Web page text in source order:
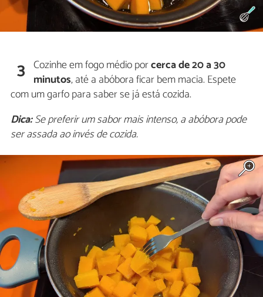
3 Cozinhe em fogo médio porcerca de 20 a 30
minutos, até a abóbora ficar bem macia. Espete
com um garfo para saber se já está cozida.
Dica:Se preferir um sabor mais intenso, a abóbora pode
ser assada ao invés de cozida.